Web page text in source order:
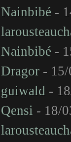
Nainbibé -
Nainbibé -
Dragor -
guiwald -
Qensi - 18/